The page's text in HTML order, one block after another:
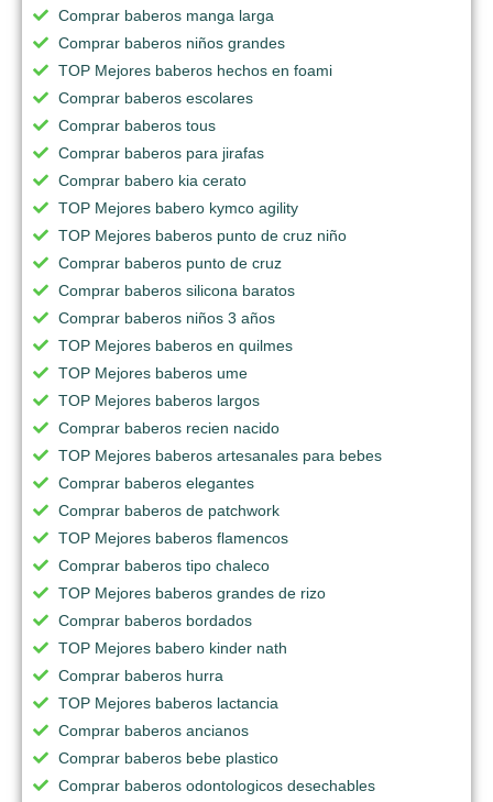
Comprar baberos manga larga
Comprar baberos niños grandes
TOP Mejores baberos hechos en foami
Comprar baberos escolares
Comprar baberos tous
Comprar baberos para jirafas
Comprar babero kia cerato
TOP Mejores babero kymco agility
TOP Mejores baberos punto de cruz niño
Comprar baberos punto de cruz
Comprar baberos silicona baratos
Comprar baberos niños 3 años
TOP Mejores baberos en quilmes
TOP Mejores baberos ume
TOP Mejores baberos largos
Comprar baberos recien nacido
TOP Mejores baberos artesanales para bebes
Comprar baberos elegantes
Comprar baberos de patchwork
TOP Mejores baberos flamencos
Comprar baberos tipo chaleco
TOP Mejores baberos grandes de rizo
Comprar baberos bordados
TOP Mejores babero kinder nath
Comprar baberos hurra
TOP Mejores baberos lactancia
Comprar baberos ancianos
Comprar baberos bebe plastico
Comprar baberos odontologicos desechables